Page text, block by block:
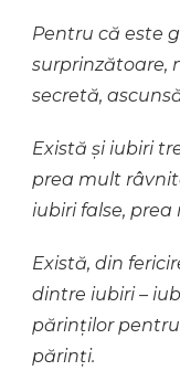
Pentru că este
surprinzătoare,
secretă,
Există și iubiri
prea mult
iubiri false,
Există, din
dintre iubiri –
părinților
părinți.